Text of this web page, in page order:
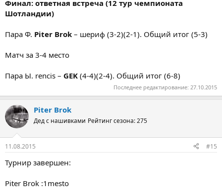
Финал: ответная встреча (12 тур чемпионата
Шотландии)
Пара Ф. Piter Brok – шериф (3-2)(2-1). Общий итог (5-3)
Матч за 3-4 место
Пара Ы. rencis – GEK (4-4)(2-4). Общий итог (6-8)
Последнее редактирование: 27.10.2015
Piter Brok
Дед с нашивками Рейтинг сезона: 275
11.08.2015 #15
Турнир завершен:
Piter Brok :1mesto